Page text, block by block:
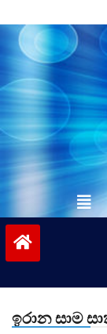
to
content
ඉරාන සාම